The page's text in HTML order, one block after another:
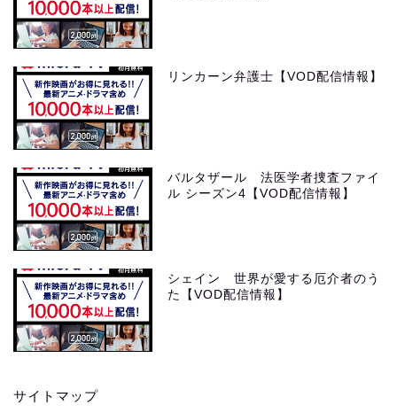
リンカーン弁護士【VOD配信情報】
バルタザール 法医学者捜査ファイ
ル シーズン4【VOD配信情報】
シェイン 世界が愛する厄介者のう
た【VOD配信情報】
サイトマップ